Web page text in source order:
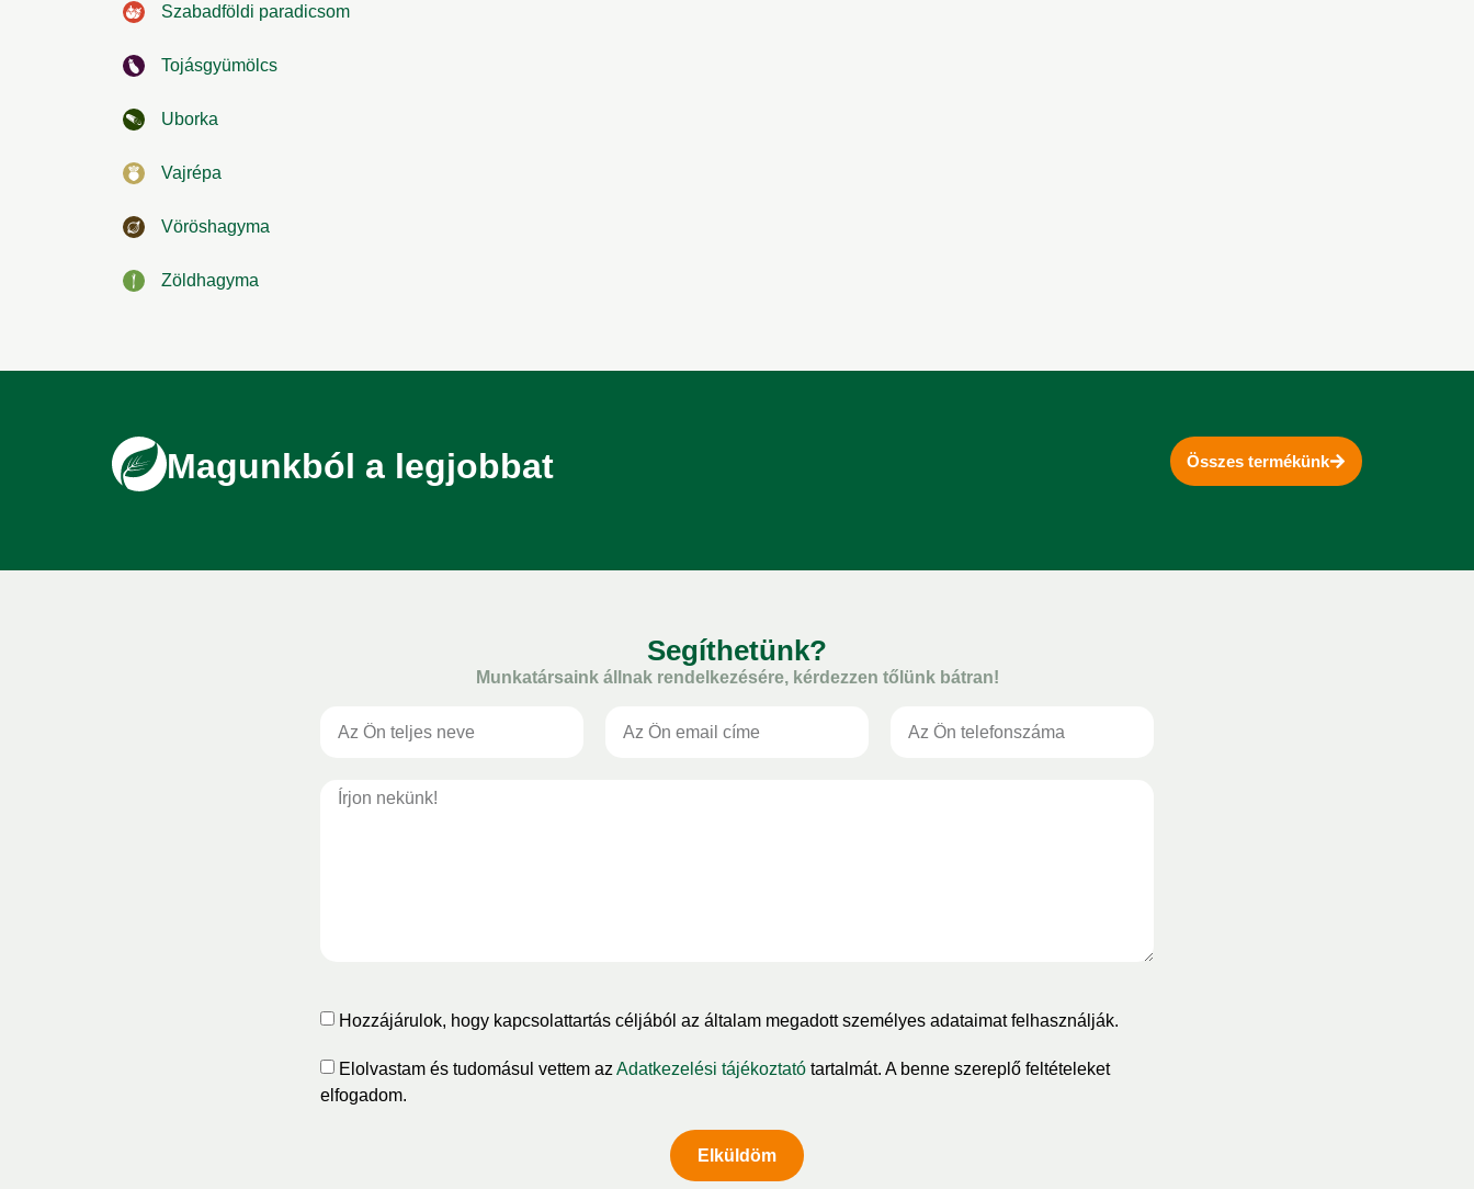
Szabadföldi paradicsom
Tojásgyümölcs
Uborka
Vajrépa
Vöröshagyma
Zöldhagyma
Magunkból a legjobbat Összes termékünk
Segíthetünk?
Munkatársaink állnak rendelkezésére, kérdezzen tőlünk bátran!
Hozzájárulok, hogy kapcsolattartás céljából az általam megadott személyes adataimat felhasználják.
Elolvastam és tudomásul vettem az Adatkezelési tájékoztató tartalmát. A benne szereplő feltételeket
elfogadom.
Elküldöm